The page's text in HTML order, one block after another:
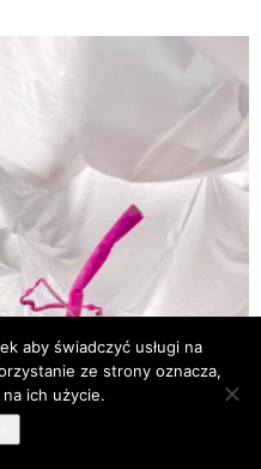
aby świadczyć usługi na
ze strony oznacza,
ich użycie.